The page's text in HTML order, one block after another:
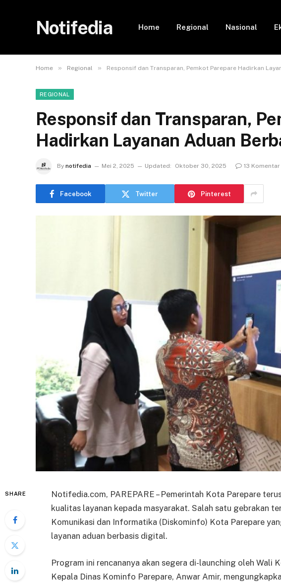
Notifedia Home Regional Nasional
Home » Regional » Responsif dan Transparan, Pemkot Parepare Hadirkan
REGIONAL
Responsif dan Transparan,
Hadirkan Layanan Aduan
By notifedia Mei 2, 2025 Updated: Oktober 30, 2025 13 Komentar
Facebook Twitter Pinterest
SHARE
Notifedia.com, PAREPARE – Pemerintah Kota Parepare
kualitas layanan kepada masyarakat. Salah satu gebrakan
Komunikasi dan Informatika (Diskominfo) Kota Parepare
layanan aduan berbasis digital.
Program ini rencananya akan segera di-launching oleh Wali
Kepala Dinas Kominfo Parepare, Anwar Amir,